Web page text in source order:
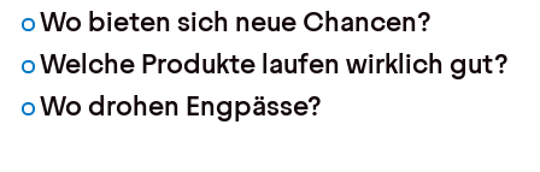
Wo bieten sich neue Chancen?
Welche Produkte laufen wirklich gut?
Wo drohen Engpässe?